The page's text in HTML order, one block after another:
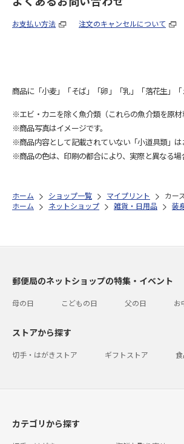
お支払い方法 注文のキャンセルについて
商品に「小麦」「そば」「卵」「乳」「落花生」
※エビ・カニを除く魚介類（これらの魚介類を原
※商品写真はイメージです。
※商品内容として記載されていない「小道具類」は
※商品の色は、印刷の都合により、実際と異なる場
ホーム ショップ一覧 マイプリント
カー
ホーム
ネットショップ 雑貨・日用品 装
郵便局のネットショップの特集・イベント
母の日 こどもの日 父の日 お
ストアから探す
切手・はがきストア ギフトストア
カテゴリから探す